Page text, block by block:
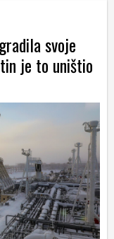
svoje
je to uništio